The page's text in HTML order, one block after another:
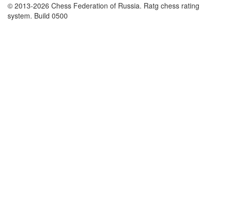
© 2013-2026 Chess Federation of Russia. Ratg chess rating
system. Build 0500